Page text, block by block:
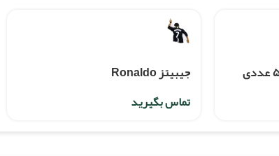
جیبیتز Ronaldo
تماس بگیرید